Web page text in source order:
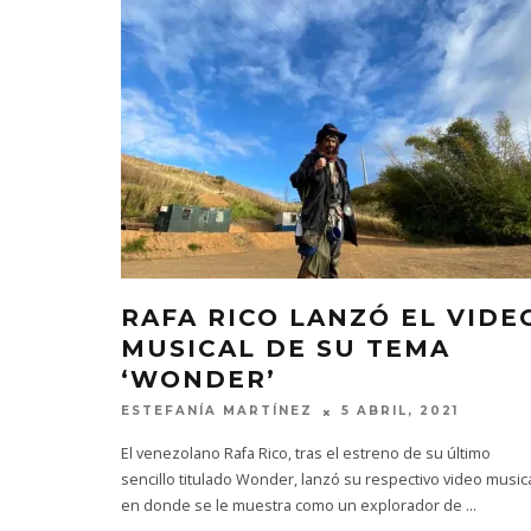
RAFA RICO LANZÓ EL
MUSICAL DE SU TEMA
‘WONDER’
ESTEFANÍA MARTÍNEZ 5 ABRIL, 2021
El venezolano Rafa Rico, tras el estreno de su último
sencillo titulado Wonder, lanzó su respectivo video
en donde se le muestra como un explorador de ...